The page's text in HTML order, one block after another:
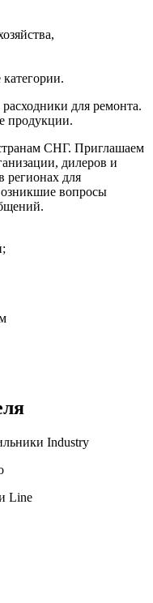
для ремонта.
продукции.
СНГ. Приглашаем
дилеров и
регионах для
вопросы
Industry
Line